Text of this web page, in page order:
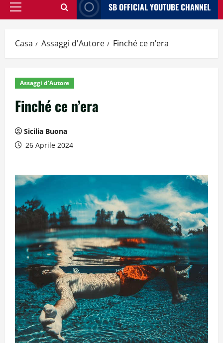
Menù
SB OFFICIAL YOUTUBE CHANNEL
Casa Assaggi d'Autore Finché ce n’era
Assaggi d'Autore
Finché ce n’era
Sicilia Buona
26 Aprile 2024